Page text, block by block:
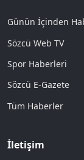
Günün İçinden
Sözcü Web TV
Spor Haberleri
Sözcü E-Gazete
Tüm Haberler
İletişim